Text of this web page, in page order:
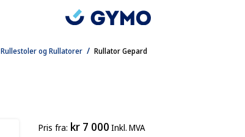
/
Rullestoler og Rullatorer Rullator Gepard
Pris fra kr 7 000 Inkl. MVA